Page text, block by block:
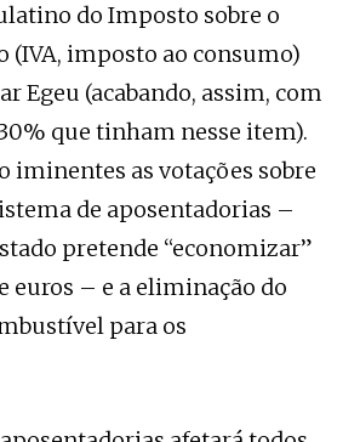
do Imposto sobre o
(IVA, imposto ao consumo)
Egeu (acabando, assim, com
que tinham nesse item).
iminentes as votações sobre
de aposentadorias –
pretende “economizar”
euros – e a eliminação do
para os